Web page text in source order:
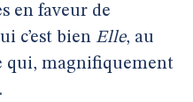
en faveur de
c’est bien Elle, au
qui, magnifiquement